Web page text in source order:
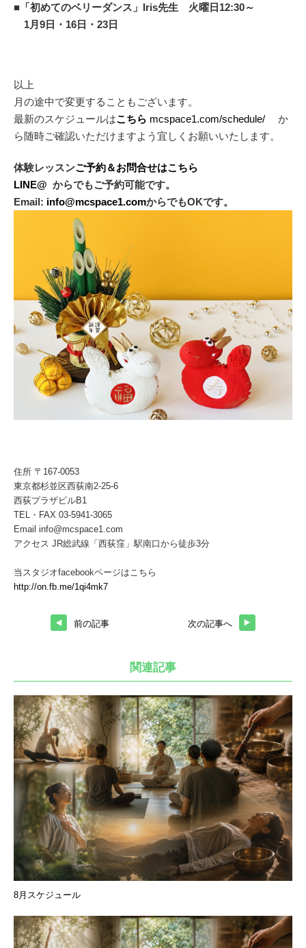
■「初めてのベリーダンス」Iris先生 火曜日12:30～
1月9 日・16日・23日
以上
月の途中で変更することもございます。
最新のスケジュールはこちら mcspace1.com/schedule/ か
ら随時ご確認いただけますよう宜しくお願いいたします。
体験レッスンご予約＆お問合せはこちら
LINE@ からでもご予約可能です。
Email: info@mcspace1.comからでもOKです。
住所 〒167-0053
東京都杉並区西荻南2-25-6
西荻プラザビルB1
TEL・FAX 03-5941-3065
Email info@mcspace1.com
アクセス JR総武線「西荻窪」駅南口から徒歩3分
当スタジオfacebookページはこちら
http://on.fb.me/1qi4mk7
前の記事 次の記事へ
関連記事
8月スケジュール